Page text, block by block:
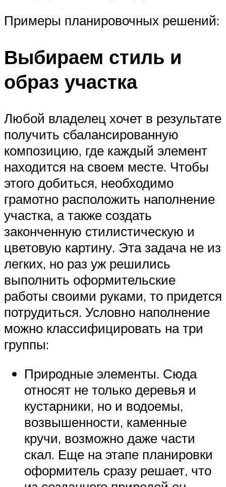
Примеры планировочных решений:
Выбираем стиль и
образ участка
Любой владелец хочет в результате
получить сбалансированную
композицию, где каждый элемент
находится на своем месте. Чтобы
этого добиться, необходимо
грамотно расположить наполнение
участка, а также создать
законченную стилистическую и
цветовую картину. Эта задача не из
легких, но раз уж решились
выполнить оформительские
работы своими руками, то придется
потрудиться. Условно наполнение
можно классифицировать на три
группы:
Природные элементы. Сюда
относят не только деревья и
кустарники, но и водоемы,
возвышенности, каменные
кручи, возможно даже части
скал. Еще на этапе планировки
оформитель сразу решает, что